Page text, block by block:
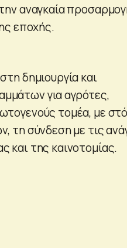
αναγκαία
εποχής.
δημιουργία και
για αγρότες,
τομέα, με
τη σύνδεση με τις
και της καινοτομίας.